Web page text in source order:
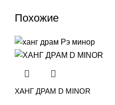
Похожие
ХАНГ ДРАМ D MINOR